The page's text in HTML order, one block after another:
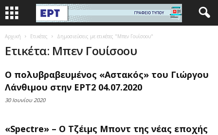
Αρχική Ετικέτες Δημοσιεύσεις με ετικέτες "Μπεν Γουίσοου"
Ετικέτα: Μπεν Γουίσοου
Ο πολυβραβευμένος «Αστακός» του Γιώργου
Λάνθιμου στην ΕΡΤ2 04.07.2020
30 Ιουνίου 2020
«Spectre» – Ο Τζέιμς Μποντ της νέας εποχής